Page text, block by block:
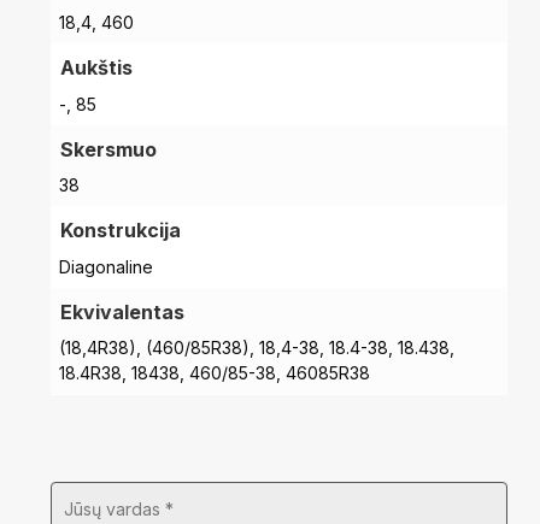
18,4, 460
Aukštis
-, 85
Skersmuo
38
Konstrukcija
Diagonaline
Ekvivalentas
(18,4R38), (460/85R38), 18,4-38, 18.4-38, 18.438,
18.4R38, 18438, 460/85-38, 46085R38